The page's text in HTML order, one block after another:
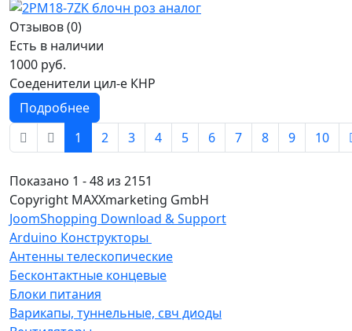
Отзывов (0)
Есть в наличии
1000 руб.
Соеденители цил-е КНР
Подробнее
1
2 3 4 5 6 7 8 9 10
Показано 1 - 48 из 2151
Copyright MAXXmarketing GmbH
JoomShopping Download & Support
Arduino Конструкторы
Антенны телескопические
Бесконтактные концевые
Блоки питания
Варикапы, туннельные, свч диоды